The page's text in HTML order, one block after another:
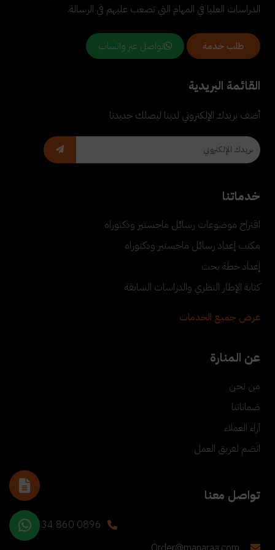
الدراسات العليا في المهام التي تصعب عليهم في الرسالة.
طلب خدمة تواصل عبر واتساب
القائمة البريدية
أضف بريدك الإلكتروني لدينا ليصلك جديدنا
خدماتنا
اقتراح موضوعات رسائل ماجستير ودكتوراه
مكتب إعداد رسائل ماجستير ودكتوراه
إعداد خطة بحث
كتابة الإطار النظري والدراسات السابقة
عرض جميع الخدمات
عن المنارة
من نحن
ضماناتنا
آراء العملاء
انضم لفريق العمل
تواصل معنا
+90 534 860 0896